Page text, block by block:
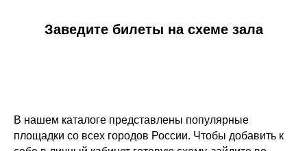
Заведите билеты на схеме зала
В нашем каталоге представлены популярные
площадки со всех городов России. Чтобы добавить к